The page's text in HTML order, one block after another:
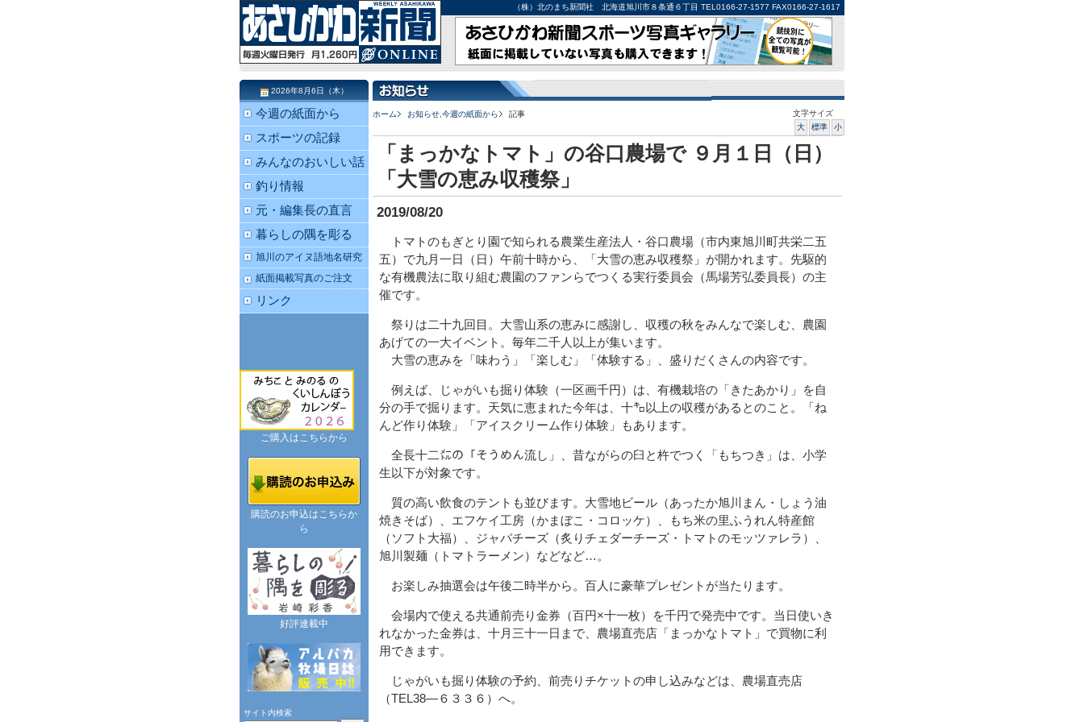
（株）北のまち新聞社 北海道旭川市８条通６丁目 TEL0166-27-1577 FAX0166-27-1617
ホーム お知らせ 今週の紙面から 記事
文字サイズ
大
標準 小
「まっかなトマト」の谷口農場で ９月１日（日）
「大雪の恵み収穫祭」
2019/08/20
トマトのもぎとり園で知られる農業生産法人・谷口農場（市内東旭川町共栄二五
五）で九月一日（日）午前十時から、「大雪の恵み収穫祭」が開かれます。先駆的
な有機農法に取り組む農園のファンらでつくる実行委員会（馬場芳弘委員長）の主
催です。
祭りは二十九回目。大雪山系の恵みに感謝し、収穫の秋をみんなで楽しむ、農園
あげての一大イベント。毎年二千人以上が集います。
大雪の恵みを「味わう」「楽しむ」「体験する」、盛りだくさんの内容です。
例えば、じゃがいも掘り体験（一区画千円）は、有機栽培の「きたあかり」を自
分の手で掘ります。天気に恵まれた今年は、十㌔以上の収穫があるとのこと。「ね
んど作り体験」「アイスクリーム作り体験」もあります。
全長十二㍍の「そうめん流し」、昔ながらの臼と杵でつく「もちつき」は、小学
生以下が対象です。
質の高い飲食のテントも並びます。大雪地ビール（あったか旭川まん・しょう油
焼きそば）、エフケイ工房（かまぼこ・コロッケ）、もち米の里ふうれん特産館
（ソフト大福）、ジャパチーズ（炙りチェダーチーズ・トマトのモッツァレラ）、
旭川製麺（トマトラーメン）などなど…。
お楽しみ抽選会は午後二時半から。百人に豪華プレゼントが当たります。
会場内で使える共通前売り金券（百円×十一枚）を千円で発売中です。当日使いき
れなかった金券は、十月三十一日まで、農場直売店「まっかなトマト」で買物に利
用できます。
じゃがいも掘り体験の予約、前売りチケットの申し込みなどは、農場直売店
（TEL38―６３３６）へ。
2026年8月6日（木）
今週の紙面から
スポーツの記録
みんなのおいしい話
釣り情報
元・編集長の直言
暮らしの隅を彫る
旭川のアイヌ語地名研究
紙面掲載写真のご注文
リンク
ご購入はこちらから
購読のお申込はこちらか
ら
好評連載中
サイト内検索